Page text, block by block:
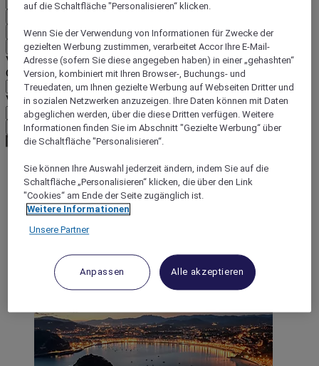
EUR (€)
Zurück
Währung unten auswählen
Geografische Zone
Währung
Meine Währung bestätigen
World
Europe
Spain
Irun
auf die Schaltfläche "Personalisieren“ klicken.
Wenn Sie der Verwendung von Informationen für Zwecke der
gezielten Werbung zustimmen, verarbeitet Accor Ihre E-Mail-
Adresse (sofern Sie diese angegeben haben) in einer „gehashten“
Version, kombiniert mit Ihren Browser-, Buchungs- und
Treuedaten, um Ihnen gezielte Werbung auf Webseiten Dritter und
in sozialen Netzwerken anzuzeigen. Ihre Daten können mit Daten
abgeglichen werden, über die diese Dritten verfügen. Weitere
Informationen finden Sie im Abschnitt "Gezielte Werbung“ über
die Schaltfläche "Personalisieren“.
Sie können Ihre Auswahl jederzeit ändern, indem Sie auf die
Schaltfläche „Personalisieren“ klicken, die über den Link
"Cookies“ am Ende der Seite zugänglich ist.
Weitere Informationen
Unsere Partner
Anpassen Alle akzeptieren